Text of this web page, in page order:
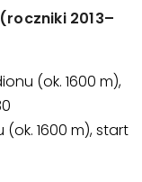
2013–
(ok. 1600 m),
1600 m), start